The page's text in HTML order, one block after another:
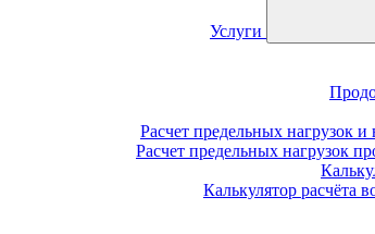
Услуги
Расчет предельных нагрузок
Расчет предельных нагрузок
Калькулятор расчёта